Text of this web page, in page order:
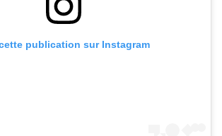
publication sur Instagram